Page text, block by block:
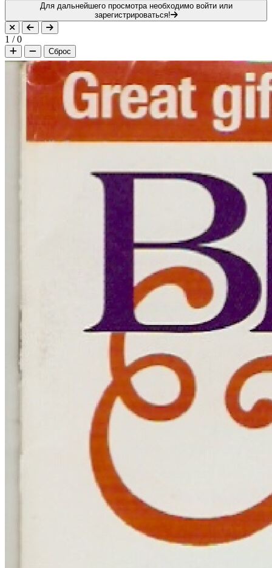
Для дальнейшего просмотра необходимо войти или
зарегистрироваться!
1 /0
Сброс